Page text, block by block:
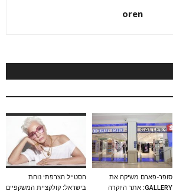
oren
סופר-פארם משיקה את
GALLERY: אתר היוקרה
הסטייל הצרפתי נוחת
בישראל: קולקציית המשקפיים